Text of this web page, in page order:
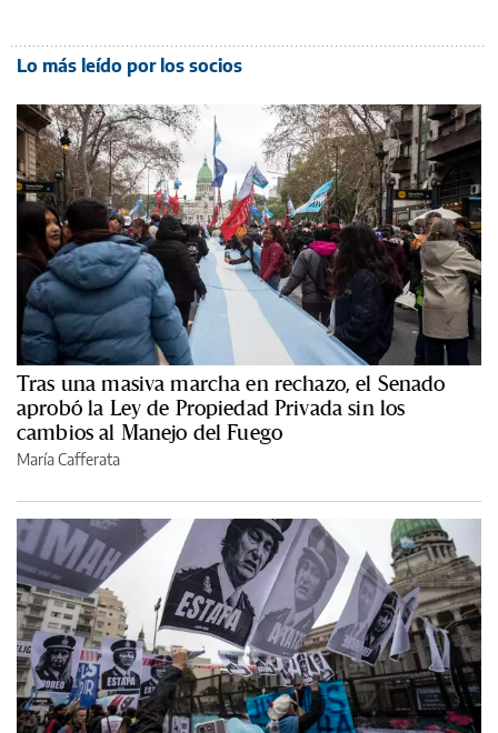
Lo más leído por los socios
Tras una masiva marcha en rechazo, el Senado
aprobó la Ley de Propiedad Privada sin los
cambios al Manejo del Fuego
María Cafferata